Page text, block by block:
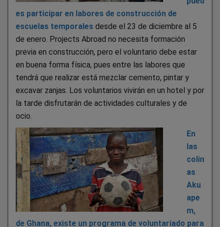
es participar en labores de construcción de
escuelas temporales desde el 23 de diciembre al 5
de enero. Projects Abroad no necesita formación
previa en construcción, pero el voluntario debe estar
en buena forma física, pues entre las labores que
tendrá que realizar está mezclar cemento, pintar y
excavar zanjas. Los voluntarios vivirán en un hotel y por
la tarde disfrutarán de actividades culturales y de
ocio.
En
las
colin
as
Aku
ape
m,
de Ghana, existe un programa de voluntariado para